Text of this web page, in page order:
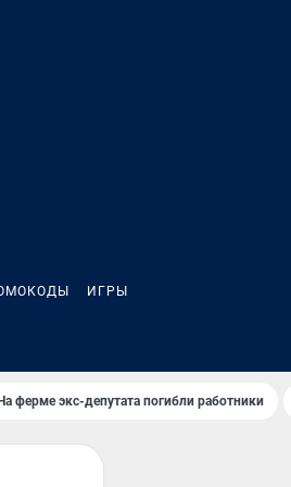
ИГРЫ
ферме экс-депутата погибли работники